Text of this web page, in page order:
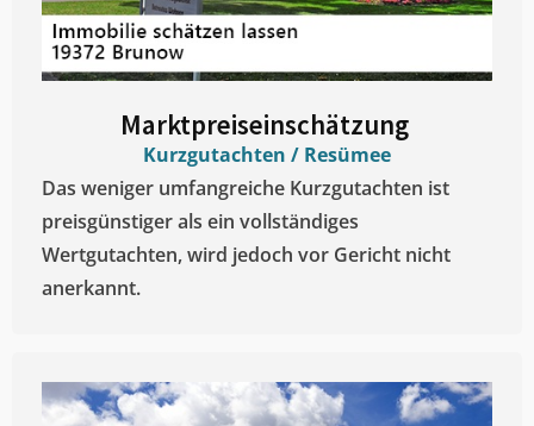
Marktpreiseinschätzung ​
Kurzgutachten / Resümee
Das weniger umfangreiche Kurzgutachten ist
preisgünstiger als ein vollständiges
Wertgutachten, wird jedoch vor Gericht nicht
anerkannt.